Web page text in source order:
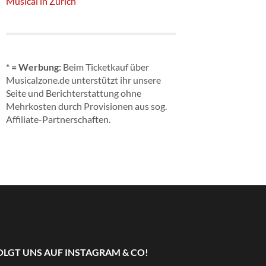
* = Werbung: Beim Ticketkauf über
Musicalzone.de unterstützt ihr unsere
Seite und Berichterstattung ohne
Mehrkosten durch Provisionen aus sog.
Affiliate-Partnerschaften.
UNS AUF INSTAGRAM & CO!